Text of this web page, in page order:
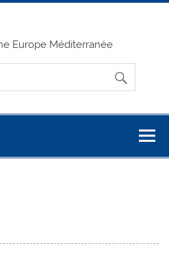
Europe Méditerranée